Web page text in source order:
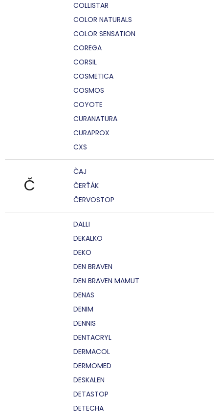
COLLISTAR
COLOR NATURALS
COLOR SENSATION
COREGA
CORSIL
COSMETICA
COSMOS
COYOTE
CURANATURA
CURAPROX
CXS
Č
ČAJ
ČERŤÁK
ČERVOSTOP
DALLI
DEKALKO
DEKO
DEN BRAVEN
DEN BRAVEN MAMUT
DENAS
DENIM
DENNIS
DENTACRYL
DERMACOL
DERMOMED
DESKALEN
DETASTOP
DETECHA